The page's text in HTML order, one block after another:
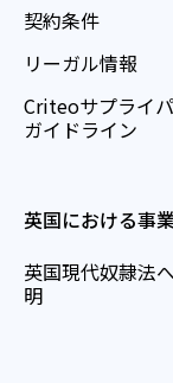
契約条件
リーガル情報
Criteoサプライ
ガイドライン
英国における事
英国現代奴隷法
明